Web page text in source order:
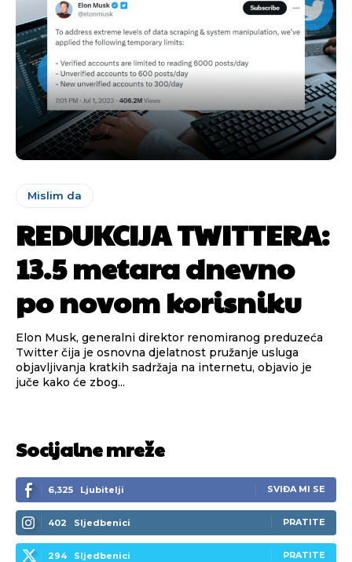
Mislim da
REDUKCIJA TWITTERA:
13.5 metara dnevno
po novom korisniku
Elon Musk, generalni direktor renomiranog preduzeća
Twitter čija je osnovna djelatnost pružanje usluga
objavljivanja kratkih sadržaja na internetu, objavio je
juče kako će zbog...
Socijalne mreže
6,325 Ljubitelji SVIĐA MI SE
402 Sljedbenici PRATITE
294 Sljedbenici PRATITE